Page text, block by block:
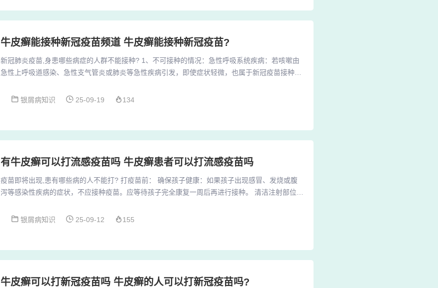
牛皮癣能接种新冠疫苗频道 牛皮癣能接种新冠疫苗?
新冠肺炎疫苗,身患哪些病症的人群不能接种? 1、不可接种的情况：急性呼吸系统疾病：若咳嗽由
急性上呼吸道感染、急性支气管炎或肺炎等急性疾病引发，即使症状轻微，也属于新冠疫苗接种的
可能干扰疫苗的免疫应降低保护效果。2、除了咳痰症状外，还有一些其他情况也不宜接种新冠疫
银屑病知识 25-09-19 134
有牛皮癣可以打流感疫苗吗 牛皮癣患者可以打流感疫苗吗
疫苗即将出现,患有哪些病的人不能打? 打疫苗前： 确保孩子健康：如果孩子出现感冒、发烧或腹
泻等感染性疾病的症状，不应接种疫苗。应等待孩子完全康复一周后再进行接种。 清洁注射部位：
的当天不建议洗澡，最好在接种后的48小时再洗澡。高危人群则主要包括老人、儿童、孕妇及患有
银屑病知识 25-09-12 155
牛皮癣可以打新冠疫苗吗 牛皮癣的人可以打新冠疫苗吗?